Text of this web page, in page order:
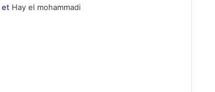
et Hay el mohammadi